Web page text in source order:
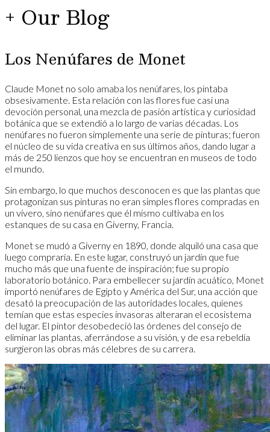
+ Our Blog
Los Nenúfares de Monet
Claude Monet no solo amaba los nenúfares, los pintaba
obsesivamente. Esta relación con las flores fue casi una
devoción personal, una mezcla de pasión artística y curiosidad
botánica que se extendió a lo largo de varias décadas. Los
nenúfares no fueron simplemente una serie de pinturas; fueron
el núcleo de su vida creativa en sus últimos años, dando lugar a
más de 250 lienzos que hoy se encuentran en museos de todo
el mundo.
Sin embargo, lo que muchos desconocen es que las plantas que
protagonizan sus pinturas no eran simples flores compradas en
un vivero, sino nenúfares que él mismo cultivaba en los
estanques de su casa en Giverny, Francia.
Monet se mudó a Giverny en 1890, donde alquiló una casa que
luego compraría. En este lugar, construyó un jardín que fue
mucho más que una fuente de inspiración; fue su propio
laboratorio botánico. Para embellecer su jardín acuático, Monet
importó nenúfares de Egipto y América del Sur, una acción que
desató la preocupación de las autoridades locales, quienes
temían que estas especies invasoras alteraran el ecosistema
del lugar. El pintor desobedeció las órdenes del consejo de
eliminar las plantas, aferrándose a su visión, y de esa rebeldía
surgieron las obras más célebres de su carrera.